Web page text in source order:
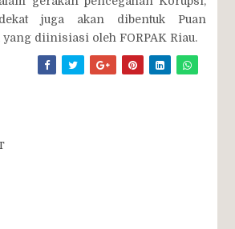
juga akan dibentuk Puan
diinisiasi oleh FORPAK Riau.